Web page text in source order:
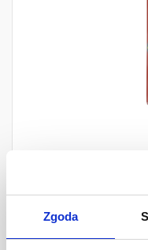
Zgoda
17,39 zł